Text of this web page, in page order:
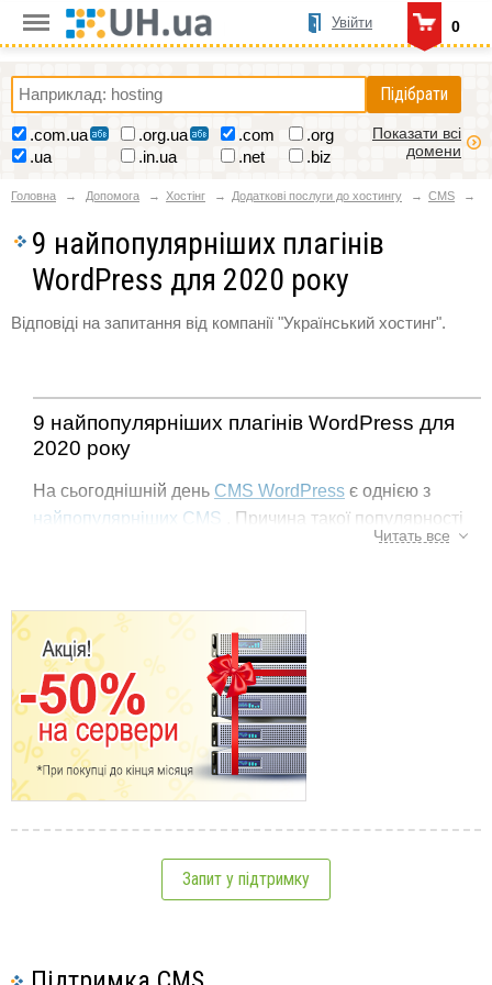
0
Увійти
Підібрати
.com.ua .org.ua .com
.org
.ua
.in.ua .net .biz
Показати всі
домени
Головна Допомога Хостінг Додаткові послуги до хостингу CMS
9 найпопулярніших плагінів
WordPress для 2020 року
Відповіді на запитання від компанії "Український хостинг".
9 найпопулярніших плагінів WordPress для
2020 року
На сьогоднішній день CMS WordPress є однією з
найпопулярніших CMS
. Причина такої популярності
завдання, може утруднити вибір відповідного. Нижче
наведено список найбільш популярних у 2019 році
плагінів для CMS WordPress:
WooCommerce є плагіном електронної комерції, що
дозволяє реалізувати на своєму сайті інтернет
магазин для продажу фізичних та електронних
товарів.
Yoast SEO було розроблено з метою спрощення
публікації на своєму сайті якісного контенту,
оптимізованого для пошукових систем.
частини інформації на комп'ютері відвідувача.
Читать все
Запит у підтримку